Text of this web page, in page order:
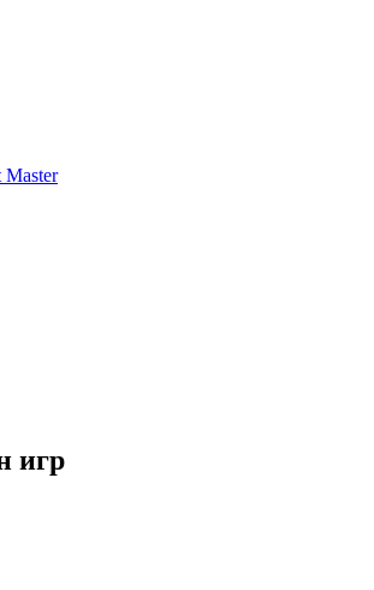
Master
игр